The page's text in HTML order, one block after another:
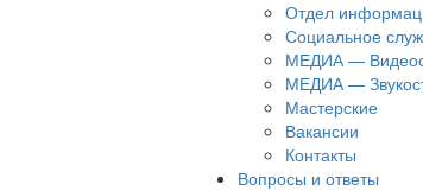
Отдел
Социальное
МЕДИА —
МЕДИА —
Мастерские
Вакансии
Контакты
Вопросы и ответы